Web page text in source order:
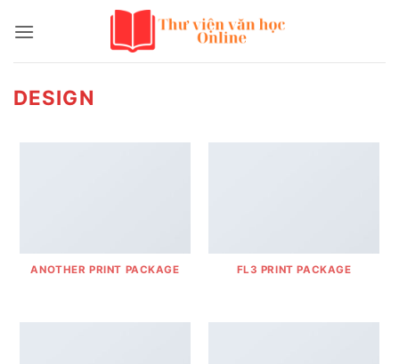
qua
DESIGN
ANOTHER PRINT PACKAGE FL3 PRINT PACKAGE